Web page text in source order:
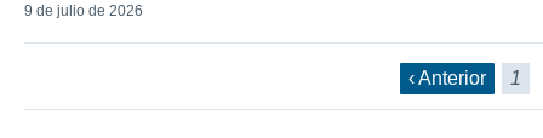
9 de julio de 2026
‹ Anterior 1